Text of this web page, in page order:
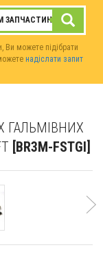
Ви можете підібрати
надіслати запит
ГАЛЬМІВНИХ
[BR3M-FSTGI]